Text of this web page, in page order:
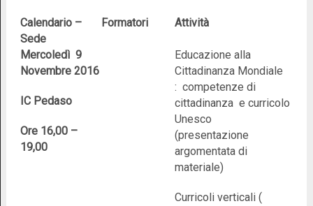
Calendario –
Sede
Formatori Attività
Mercoledì 9
Novembre 2016
IC Pedaso
Ore 16,00 –
19,00
Educazione alla
Cittadinanza Mondiale
: competenze di
cittadinanza e curricolo
Unesco
(presentazione
argomentata di
materiale)
Curricoli verticali (